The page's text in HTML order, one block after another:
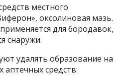
местного
оксолиновая мазь.
для бородавок,
снаружи.
удалять образование на
средств: